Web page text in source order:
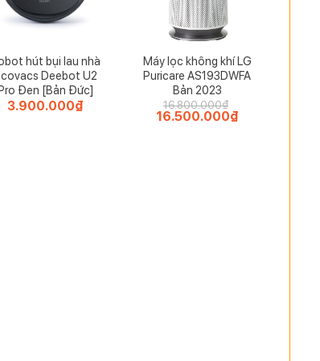
mọi đường góc khuôn mặt
này giúp tiết kiệm thời gian và năng
hút bụi lau nhà
Deebot U2
Đen [Bản Đức]
3.900.000₫
Máy lọc không khí LG
Puricare AS193DWFA
Bản 2023
16.800.000₫
Giá
16.500.000₫Giá